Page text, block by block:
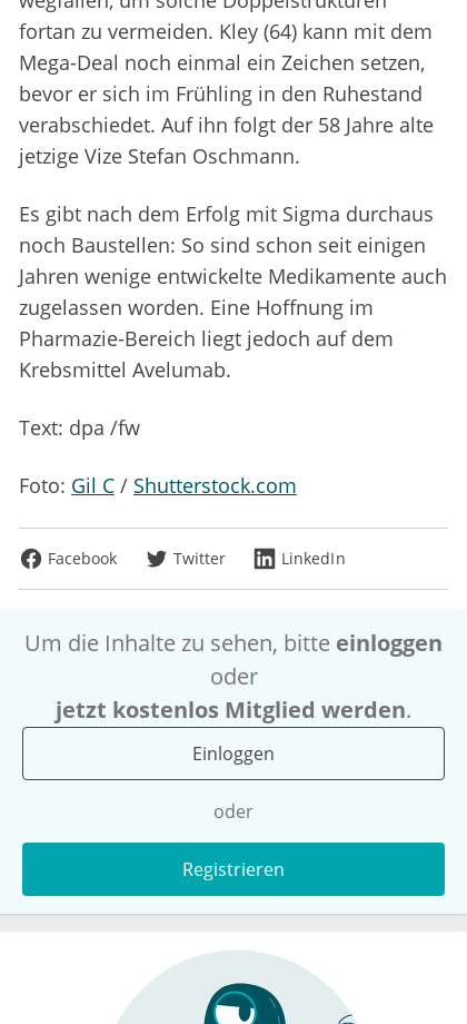
fortan zu vermeiden. Kley (64) kann mit dem
Mega-Deal noch einmal ein Zeichen setzen,
bevor er sich im Frühling in den Ruhestand
verabschiedet. Auf ihn folgt der 58 Jahre alte
jetzige Vize Stefan Oschmann.
Es gibt nach dem Erfolg mit Sigma durchaus
noch Baustellen: So sind schon seit einigen
Jahren wenige entwickelte Medikamente auch
zugelassen worden. Eine Hoffnung im
Pharmazie-Bereich liegt jedoch auf dem
Krebsmittel Avelumab.
Text: dpa /fw
Foto: Gil C / Shutterstock.com
Facebook Twitter LinkedIn
Um die Inhalte zu sehen, bitte einloggen
oder
jetzt kostenlos Mitglied werden.
Einloggen
oder
Registrieren